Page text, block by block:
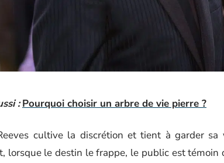
: Pourquoi choisir un arbre de vie pierre ?
cultive la discrétion et tient à garder
lorsque le destin le frappe, le public est témoin